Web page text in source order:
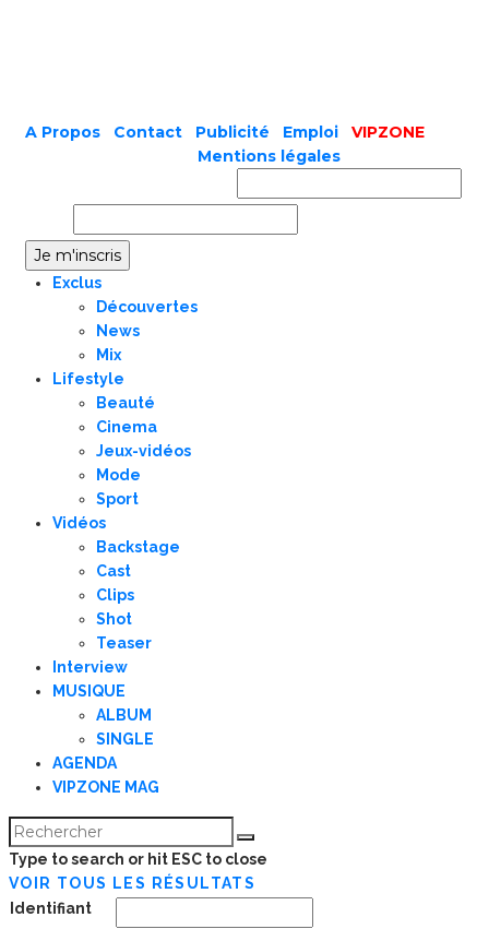
A Propos Contact Publicité Emploi
VIPZONE
Mentions légales
Exclus
Découvertes
News
Mix
Lifestyle
Beauté
Cinema
Jeux-vidéos
Mode
Sport
Vidéos
Backstage
Cast
Clips
Shot
Teaser
Interview
MUSIQUE
ALBUM
SINGLE
AGENDA
VIPZONE MAG
Type to search or hit ESC to close
VOIR TOUS LES RÉSULTATS
Identifiant